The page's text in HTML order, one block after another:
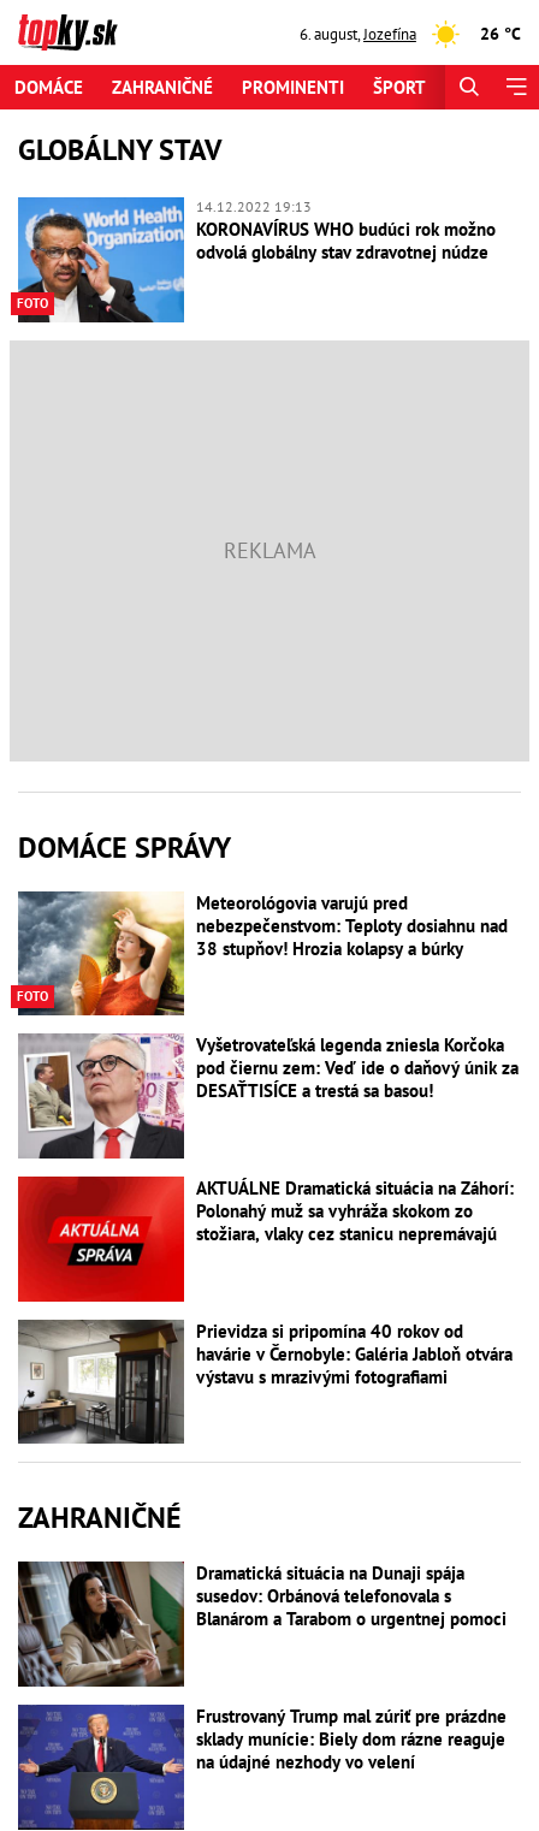
6. august,Jozefína 26 °C
DOMÁCE ZAHRANIČNÉ PROMINENTI ŠPORT
GLOBÁLNY STAV
FOTO
14.12.2022 19:13
KORONAVÍRUS WHO budúci rok možno
odvolá globálny stav zdravotnej núdze
DOMÁCE SPRÁVY
FOTO
Meteorológovia varujú pred
nebezpečenstvom: Teploty dosiahnu nad
38 stupňov! Hrozia kolapsy a búrky
Vyšetrovateľská legenda zniesla Korčoka
pod čiernu zem: Veď ide o daňový únik za
DESAŤTISÍCE a trestá sa basou!
AKTUÁLNE Dramatická situácia na Záhorí:
Polonahý muž sa vyhráža skokom zo
stožiara, vlaky cez stanicu nepremávajú
Prievidza si pripomína 40 rokov od
havárie v Černobyle: Galéria Jabloň otvára
výstavu s mrazivými fotografiami
ZAHRANIČNÉ
Dramatická situácia na Dunaji spája
susedov: Orbánová telefonovala s
Blanárom a Tarabom o urgentnej pomoci
Frustrovaný Trump mal zúriť pre prázdne
sklady munície: Biely dom rázne reaguje
na údajné nezhody vo velení